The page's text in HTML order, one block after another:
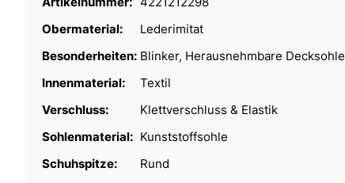
Obermaterial:
Lederimitat
Besonderheiten: Blinker, Herausnehmbare Decksohle
Innenmaterial:
Textil
Verschluss:
Klettverschluss & Elastik
Sohlenmaterial: Kunststoffsohle
Schuhspitze:
Rund